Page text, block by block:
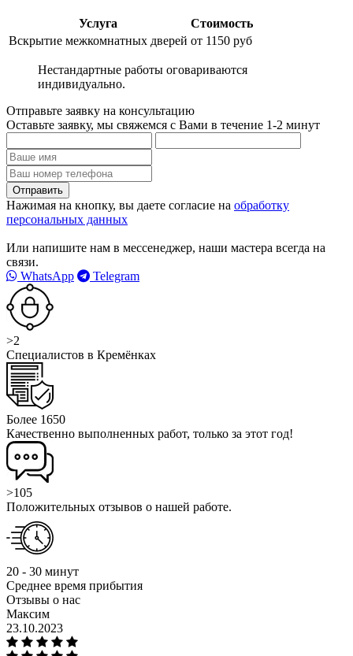
Услуга
Стоимость
Вскрытие межкомнатных дверей от 1150 руб
Нестандартные работы оговариваются
индивидуально.
Отправьте заявку на консультацию
Оставьте заявку, мы свяжемся с Вами в течение 1-2 минут
Нажимая на кнопку, вы даете согласие на обработку
персональных данных
Или напишите нам в мессенеджер, наши мастера всегда на
связи.
WhatsApp
Telegram
>2
Специалистов в Кремёнках
Более 1650
Качественно выполненных работ, только за этот год!
>105
Положительных отзывов о нашей работе.
20 - 30 минут
Среднее время прибытия
Отзывы о нас
Максим
23.10.2023